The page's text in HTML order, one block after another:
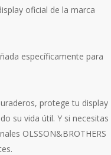
oficial de la marca
específicamente para
protege tu display
su vida útil. Y si necesitas
OLSSON&BROTHERS